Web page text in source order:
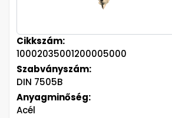
Cikkszám:
10002035001200005000
Szabványszám:
DIN 7505B
Anyagminőség:
Acél